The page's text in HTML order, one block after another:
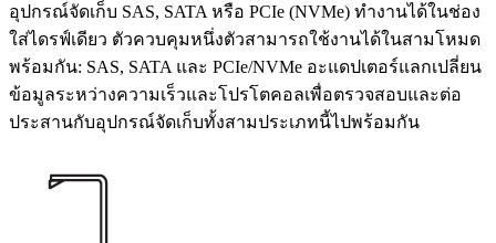
อุปกรณ์จัดเก็บ SAS, SATA หรือ PCIe (NVMe) ทำงานได้ในช่อง
ใส่ไดรฟ์เดียว ตัวควบคุมหนึ่งตัวสามารถใช้งานได้ในสามโหมด
พร้อมกัน: SAS, SATA และ PCIe/NVMe อะแดปเตอร์แลกเปลี่ยน
ข้อมูลระหว่างความเร็วและโปรโตคอลเพื่อตรวจสอบและต่อ
ประสานกับอุปกรณ์จัดเก็บทั้งสามประเภทนี้ไปพร้อมกัน